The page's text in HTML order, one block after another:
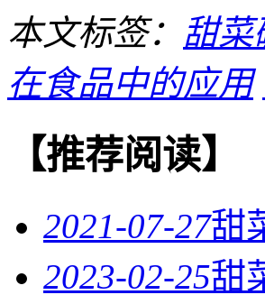
本文标签： 甜
在食品中的应用
【推荐阅读】
2021-07-27甜
2023-02-25甜